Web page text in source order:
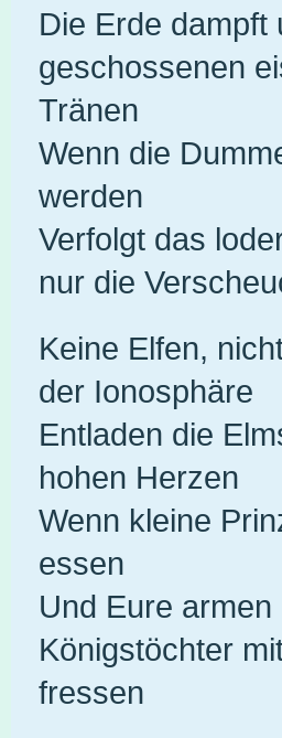
Die Erde dampft
geschossenen
Tränen
Wenn die
werden
Verfolgt das
nur die
Keine Elfen,
der Ionosphäre
Entladen die
hohen Herzen
Wenn kleine
essen
Und Eure armen
Königstöchter
fressen